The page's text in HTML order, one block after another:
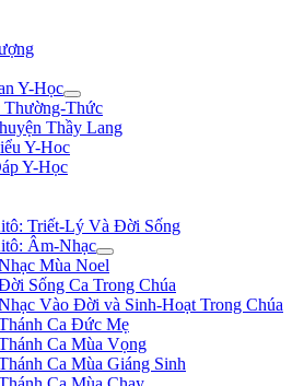
Y-Học
Thường-Thức
Thầy Lang
Y-Hoc
Y-Học
Triết-Lý Và Đời Sống
Âm-Nhạc
Mùa Noel
Sống Ca Trong Chúa
Vào Đời và Sinh-Hoạt Trong Chúa
Ca Đức Mẹ
Ca Mùa Vọng
Ca Mùa Giáng Sinh